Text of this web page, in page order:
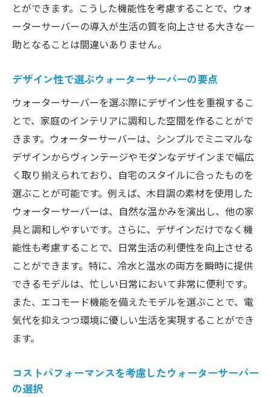
とができます。こうした機能性を考慮することで、ウォ
ーターサーバーの導入が生活の質を向上させる大きな一
助となることは間違いありません。
デザイン性で選ぶウォーターサーバーの要点
ウォーターサーバーを選ぶ際にデザイン性を重視するこ
とで、家庭のインテリアに調和した空間を作ることがで
きます。ウォーターサーバーは、シンプルでミニマルな
デザインからヴィンテージやモダンなデザインまで幅広
く取り揃えられており、自宅のスタイルに合ったものを
選ぶことが可能です。例えば、木目調の素材を使用した
ウォーターサーバーは、自然な温かみを演出し、他の家
具と調和しやすいです。さらに、デザインだけでなく機
能性も考慮することで、日常生活の利便性を向上させる
ことができます。特に、冷水と温水の両方を瞬時に提供
できるモデルは、忙しい日常において非常に便利です。
また、エコモード機能を備えたモデルを選ぶことで、電
気代を抑えつつ環境に優しい生活を実現することができ
ます。
コストパフォーマンスを考慮したウォーターサーバー
の選択